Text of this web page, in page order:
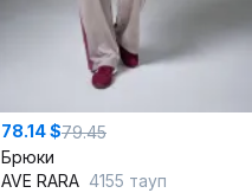
78.14 $79.45
Брюки
AVE RARA 4155 тауп